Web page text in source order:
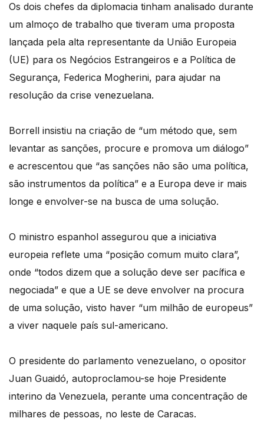
Os dois chefes da diplomacia tinham analisado durante
um almoço de trabalho que tiveram uma proposta
lançada pela alta representante da União Europeia
(UE) para os Negócios Estrangeiros e a Política de
Segurança, Federica Mogherini, para ajudar na
resolução da crise venezuelana.
Borrell insistiu na criação de “um método que, sem
levantar as sanções, procure e promova um diálogo”
e acrescentou que “as sanções não são uma política,
são instrumentos da política” e a Europa deve ir mais
longe e envolver-se na busca de uma solução.
O ministro espanhol assegurou que a iniciativa
europeia reflete uma “posição comum muito clara”,
onde “todos dizem que a solução deve ser pacífica e
negociada” e que a UE se deve envolver na procura
de uma solução, visto haver “um milhão de europeus”
a viver naquele país sul-americano.
O presidente do parlamento venezuelano, o opositor
Juan Guaidó, autoproclamou-se hoje Presidente
interino da Venezuela, perante uma concentração de
milhares de pessoas, no leste de Caracas.